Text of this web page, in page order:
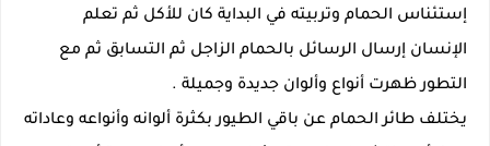
إستئناس الحمام وتربيته في البداية كان للأكل ثم تعلم
الإنسان إرسال الرسائل بالحمام الزاجل ثم التسابق ثم مع
التطور ظهرت أنواع وألوان جديدة وجميلة .
يختلف طائر الحمام عن باقي الطيور بكثرة ألوانه وأنواعه وعاداته